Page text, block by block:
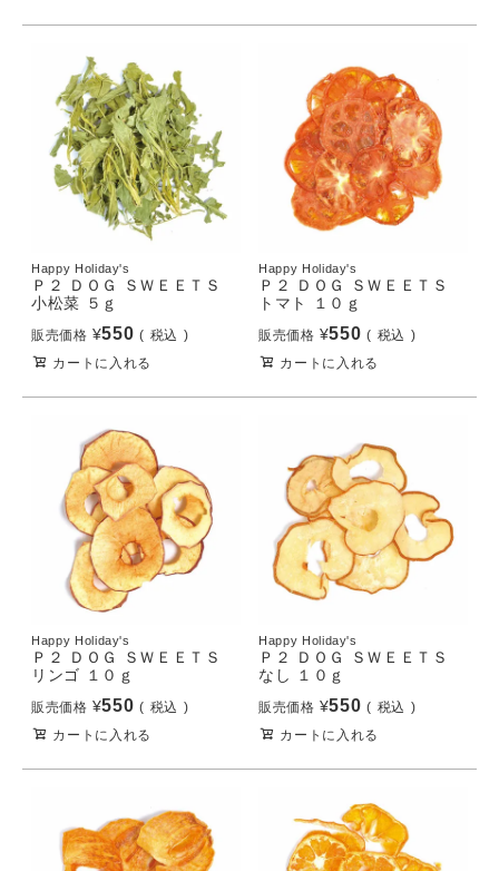
Happy Holiday's
Ｐ２ ＤＯＧ ＳＷＥＥＴＳ
小松菜 ５ｇ
販売価格 ¥550
税込
カートに入れる
Happy Holiday's
Ｐ２ ＤＯＧ ＳＷＥＥＴＳ
トマト １０ｇ
販売価格 ¥550
税込
カートに入れる
Happy Holiday's
Ｐ２ ＤＯＧ ＳＷＥＥＴＳ
リンゴ １０ｇ
販売価格 ¥550
税込
カートに入れる
Happy Holiday's
Ｐ２ ＤＯＧ ＳＷＥＥＴＳ
なし １０ｇ
販売価格 ¥550
税込
カートに入れる